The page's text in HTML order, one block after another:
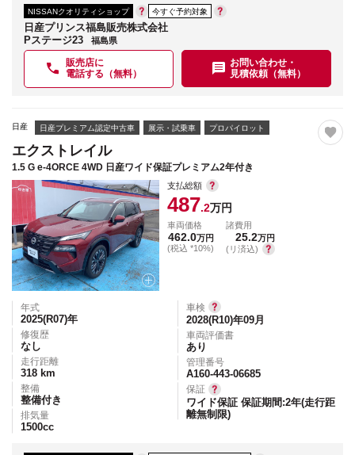
NISSANクオリティショップ 今すぐ予約対象
日産プリンス福島販売株式会社
Pステージ23
福島県
販売店に
電話する（無料）
お問い合わせ・
見積依頼（無料）
日産 日産プレミアム認定中古車 展示・試乗車 プロパイロット
エクストレイル
1.5 G e-4ORCE 4WD 日産ワイド保証プレミアム2年付き
支払総額
487.2万円
車両価格
462.0万円
(税込 *10%)
諸費用
25.2万円
(リ済込)
年式
2025(R07)年
修復歴
なし
走行距離
318 km
整備
整備付き
排気量
1500cc
車検
2028(R10)年09月
車両評価書
あり
管理番号
A160-443-06685
保証
ワイド保証 保証期間:2年(走行距
離無制限)